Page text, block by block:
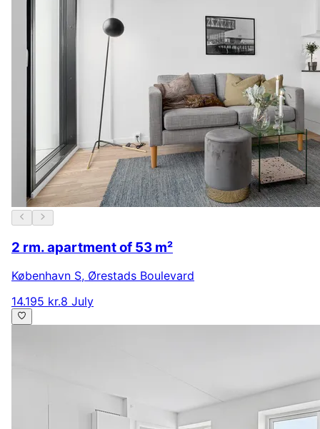
2 rm. apartment of 53 m²
København S, Ørestads Boulevard
14.195 kr.8 July